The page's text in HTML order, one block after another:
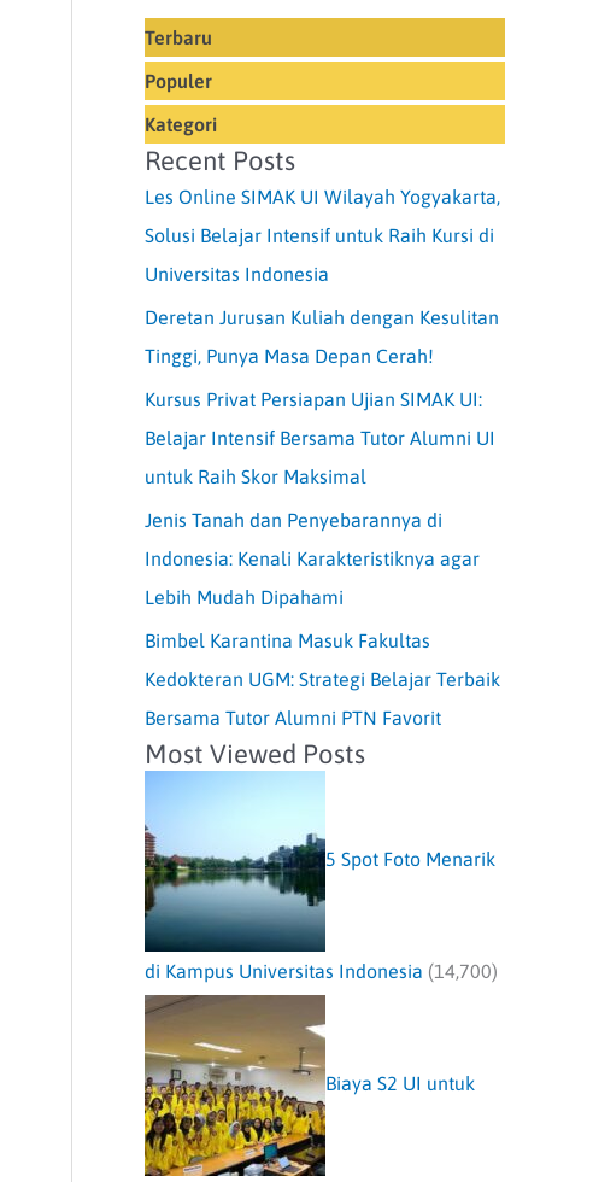
Terbaru
Populer
Kategori
Recent Posts
Les Online SIMAK UI Wilayah Yogyakarta,
Solusi Belajar Intensif untuk Raih Kursi di
Universitas Indonesia
Deretan Jurusan Kuliah dengan Kesulitan
Tinggi, Punya Masa Depan Cerah!
Kursus Privat Persiapan Ujian SIMAK UI:
Belajar Intensif Bersama Tutor Alumni UI
untuk Raih Skor Maksimal
Jenis Tanah dan Penyebarannya di
Indonesia: Kenali Karakteristiknya agar
Lebih Mudah Dipahami
Bimbel Karantina Masuk Fakultas
Kedokteran UGM: Strategi Belajar Terbaik
Bersama Tutor Alumni PTN Favorit
Most Viewed Posts
5 Spot Foto Menarik
di Kampus Universitas Indonesia (14,700)
Biaya S2 UI untuk